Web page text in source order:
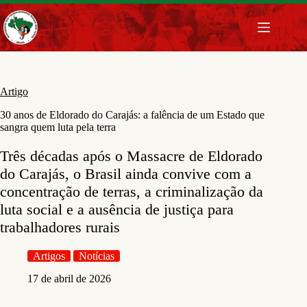
Pular
para
o
conteúdo
Artigo
30 anos de Eldorado do Carajás: a falência de um Estado que
sangra quem luta pela terra
Três décadas após o Massacre de Eldorado
do Carajás, o Brasil ainda convive com a
concentração de terras, a criminalização da
luta social e a ausência de justiça para
trabalhadores rurais
Artigos
Notícias
17 de abril de 2026